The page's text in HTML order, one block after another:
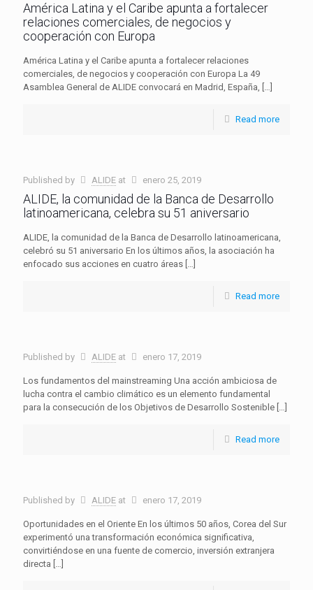
América Latina y el Caribe apunta a fortalecer
relaciones comerciales, de negocios y
cooperación con Europa
América Latina y el Caribe apunta a fortalecer relaciones
comerciales, de negocios y cooperación con Europa La 49
Asamblea General de ALIDE convocará en Madrid, España, […]
Read more
Published by ALIDE at enero 25, 2019
ALIDE, la comunidad de la Banca de Desarrollo
latinoamericana, celebra su 51 aniversario
ALIDE, la comunidad de la Banca de Desarrollo latinoamericana,
celebró su 51 aniversario En los últimos años, la asociación ha
enfocado sus acciones en cuatro áreas […]
Read more
Published by ALIDE at enero 17, 2019
Los fundamentos del mainstreaming Una acción ambiciosa de
lucha contra el cambio climático es un elemento fundamental
para la consecución de los Objetivos de Desarrollo Sostenible […]
Read more
Published by ALIDE at enero 17, 2019
Oportunidades en el Oriente En los últimos 50 años, Corea del Sur
experimentó una transformación económica significativa,
convirtiéndose en una fuente de comercio, inversión extranjera
directa […]